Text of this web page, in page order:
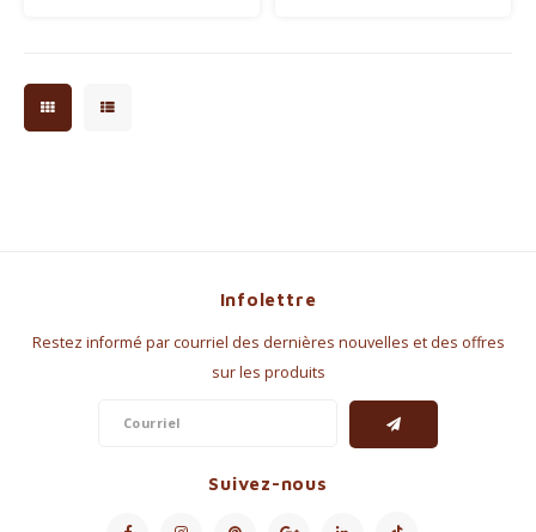
Infolettre
Restez informé par courriel des dernières nouvelles et des offres
sur les produits
Suivez-nous